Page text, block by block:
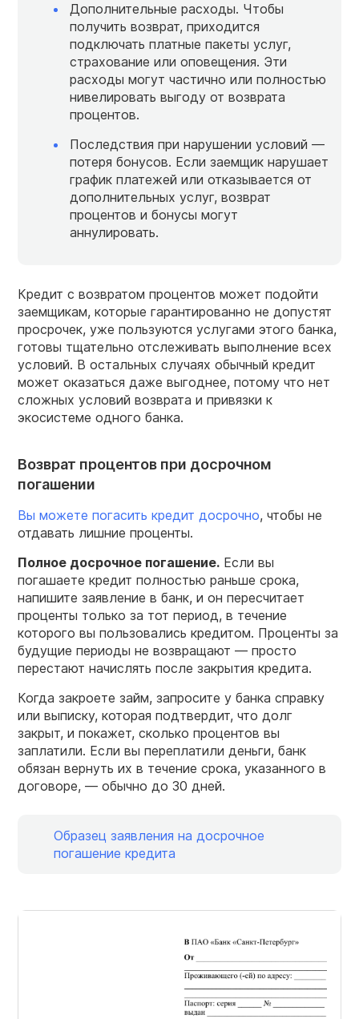
Дополнительные расходы. Чтобы
получить возврат, приходится
подключать платные пакеты услуг,
страхование или оповещения. Эти
расходы могут частично или полностью
нивелировать выгоду от возврата
процентов.
Последствия при нарушении условий —
потеря бонусов. Если заемщик нарушает
график платежей или отказывается от
дополнительных услуг, возврат
процентов и бонусы могут
аннулировать.
Кредит с возвратом процентов может подойти
заемщикам, которые гарантированно не допустят
просрочек, уже пользуются услугами этого банка,
готовы тщательно отслеживать выполнение всех
условий. В остальных случаях обычный кредит
может оказаться даже выгоднее, потому что нет
сложных условий возврата и привязки к
экосистеме одного банка.
Возврат процентов при досрочном
погашении
Вы можете погасить кредит досрочно, чтобы не
отдавать лишние проценты.
Полное досрочное погашение. Если вы
погашаете кредит полностью раньше срока,
напишите заявление в банк, и он пересчитает
проценты только за тот период, в течение
которого вы пользовались кредитом. Проценты за
будущие периоды не возвращают — просто
перестают начислять после закрытия кредита.
Когда закроете займ, запросите у банка справку
или выписку, которая подтвердит, что долг
закрыт, и покажет, сколько процентов вы
заплатили. Если вы переплатили деньги, банк
обязан вернуть их в течение срока, указанного в
договоре, — обычно до 30 дней.
Образец заявления на досрочное
погашение кредита